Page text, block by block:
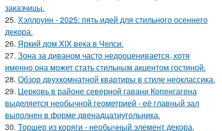
заказчицы.
25. Хэллоуин - 2025: пять идей для стильного осеннего
декора.
26. Яркий дом XIX века в Челси.
27. Зона за диваном часто недооценивается, хотя
именно она может стать стильным акцентом гостиной.
28. Обзор двухкомнатной квартиры в стиле неоклассика.
29. Церковь в районе северной гавани Копенгагена
выделяется необычной геометрией - её главный зал
выполнен в форме двенадцатиугольника.
30. Торшер из коряги - необычный элемент декора,